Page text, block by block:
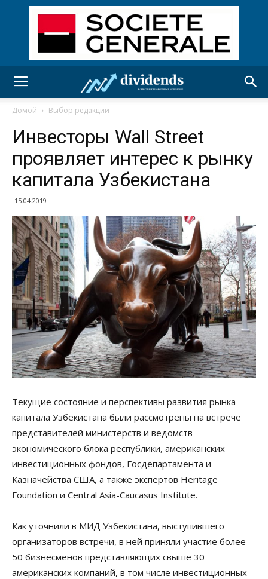
Домой Выбор редакции
Инвесторы Wall Street
проявляет интерес к рынку
капитала Узбекистана
15.04.2019
Текущие состояние и перспективы развития рынка
капитала Узбекистана были рассмотрены на встрече
представителей министерств и ведомств
экономического блока республики, американских
инвестиционных фондов, Госдепартамента и
Казначейства США, а также экспертов Heritage
Foundation и Central Asia-Caucasus Institute.
Как уточнили в МИД Узбекистана, выступившего
организаторов встречи, в ней приняли участие более
50 бизнесменов представляющих свыше 30
американских компаний, в том числе инвестиционных